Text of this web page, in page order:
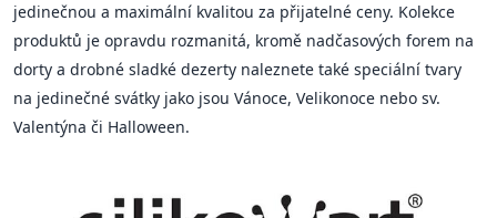
jedinečnou a maximální kvalitou za přijatelné ceny. Kolekce
produktů je opravdu rozmanitá, kromě nadčasových forem na
dorty a drobné sladké dezerty naleznete také speciální tvary
na jedinečné svátky jako jsou Vánoce, Velikonoce nebo sv.
Valentýna či Halloween.